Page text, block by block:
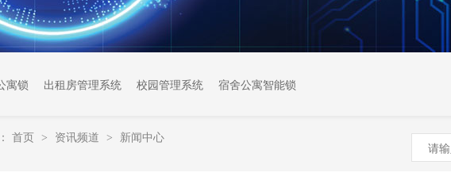
寓锁 出租房管理系统 校园管理系统 宿舍公寓智能锁
首页 > 资讯频道 > 新闻中心